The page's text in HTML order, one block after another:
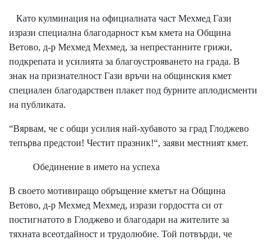
​Като кулминация на официалната част Мехмед Гази
изрази специална благодарност към кмета на Община
Ветово, д-р Мехмед Мехмед, за непрестанните грижи,
подкрепата и усилията за благоустрояването на града. В
знак на признателност Гази връчи на общинския кмет
специален благодарствен плакет под бурните аплодисменти
на публиката.
​“Вярвам, че с общи усилия най-хубавото за град Глоджево
тепърва предстои! Честит празник!“, заяви местният кмет.
​Обединение в името на успеха
​В своето мотивиращо обръщение кметът на Община
Ветово, д-р Мехмед Мехмед, изрази гордостта си от
постигнатото в Глоджево и благодари на жителите за
тяхната всеотдайност и трудолюбие. Той потвърди, че